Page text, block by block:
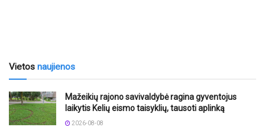
Vietos naujienos
Mažeikių rajono savivaldybė ragina gyventojus
laikytis Kelių eismo taisyklių, tausoti aplinką
2026-08-08